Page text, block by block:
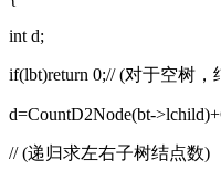
int d;
if(lbt)return 0;// (对于空树，
d=CountD2Node(bt-
// (递归求左右子树结点数)